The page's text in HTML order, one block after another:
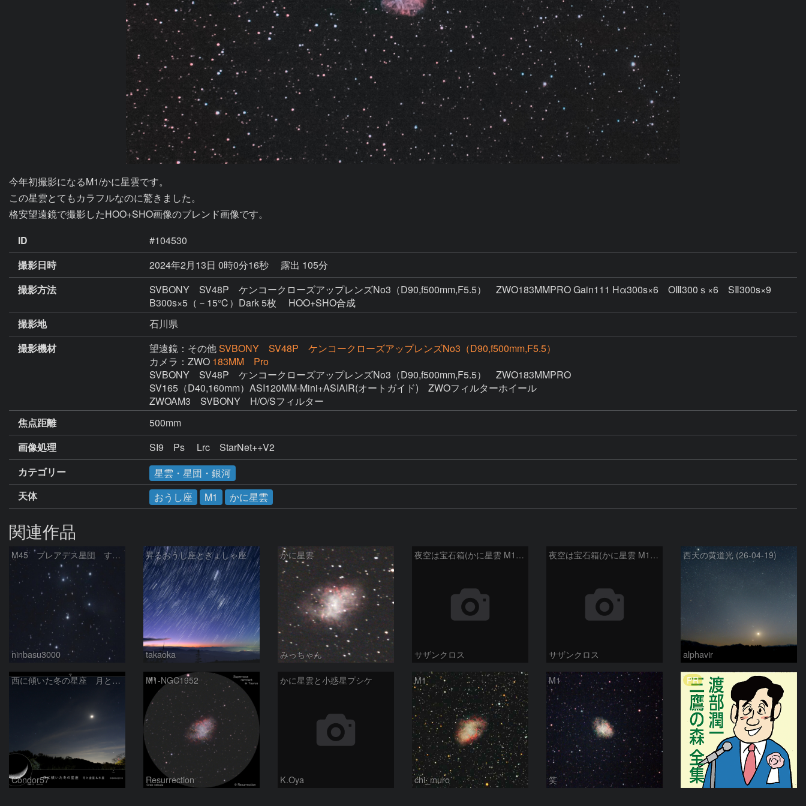
今年初撮影になるM1/かに星雲です。
この星雲とてもカラフルなのに驚きました。
格安望遠鏡で撮影したHOO+SHO画像のブレンド画像です。
ID
#104530
撮影日時
2024年2月13日 0時0分16秒
露出 105分
撮影方法
SVBONY SV48P ケンコークローズアップレンズNo3（D90,f500mm,F5.5） ZWO183MMPRO Gain111 Hα300s×6 OⅢ300ｓ×6 SⅡ300s×9
B300s×5（－15℃）Dark 5枚 HOO+SHO合成
撮影地
石川県
撮影機材
望遠鏡：その他SVBONY SV48P ケンコークローズアップレンズNo3（D90,f500mm,F5.5）
カメラ：ZWO 183MM Pro
SVBONY　SV48P　ケンコークローズアップレンズNo3（D90,f500mm,F5.5）　ZWO183MMPRO
SV165（D40,160mm）ASI120MM-Mini+ASIAIR(オートガイド)　ZWOフィルターホイール
ZWOAM3　SVBONY　H/O/Sフィルター
焦点距離
500mm
画像処理
カテゴリー
星雲・星団・銀河
天体
おうし座 M1 かに星雲
関連作品
M45 プレアデス星団 すばる
ninbasu3000
昇るおうし座とぎょしゃ座
takaoka
かに星雲
みっちゃん
夜空は宝石箱(かに星雲 M1) Seestar50
サザンクロス
夜空は宝石箱(かに星雲 M1) Seestar50
サザンクロス
西天の黄道光 (26-04-19)
alphavir
西に傾いた冬の星座 月と金星＆木星
Condor57
M1-NGC1952
Resurrection
かに星雲と小惑星プシケ
K.Oya
M1
chi_muro
M1
笑
PR